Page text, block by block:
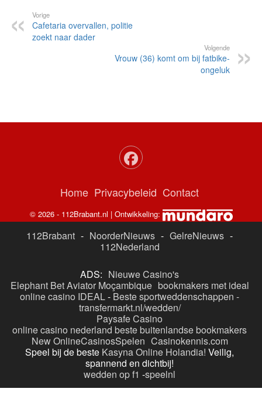
Vorige
Cafetaria overvallen, politie
zoekt naar dader
Volgende
Vrouw (36) komt om bij fatbike-
ongeluk
Home Privacybeleid Contact
© 2026 - 112Brabant.nl | Ontwikkeling:
112Brabant - NoorderNieuws - GelreNieuws -
112Nederland
ADS: Nieuwe Casino's
Elephant Bet Aviator Moçambique bookmakers met ideal
online casino IDEAL- Beste sportweddenschappen -
transfermarkt.nl/wedden/
Paysafe Casino
online casino nederland beste buitenlandse bookmakers
New OnlineCasinosSpelen Casinokennis.com
Speel bij de beste Kasyna Online Holandia! Veilig,
spannend en dichtbij!
wedden op f1 -speelnl